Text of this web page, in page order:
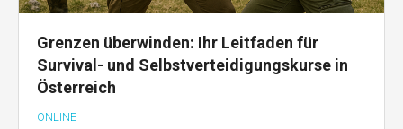
Grenzen überwinden: Ihr Leitfaden für
Survival- und Selbstverteidigungskurse in
Österreich
ONLINE